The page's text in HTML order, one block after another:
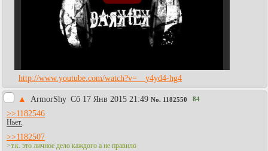
http://www.youtube.com/watch?v=__y4yd4-hg4
▲ АrmorShy Сб 17 Янв 2015 21:49 No. 1182550 84
>>1182546
Ньет.
>>1182507
>т.к. это личное дело каждого а не правило